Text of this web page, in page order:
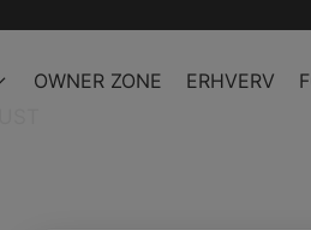
OWNER ZONE ERHVERV